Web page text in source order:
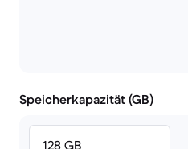
Speicherkapazität (GB)
128 GB